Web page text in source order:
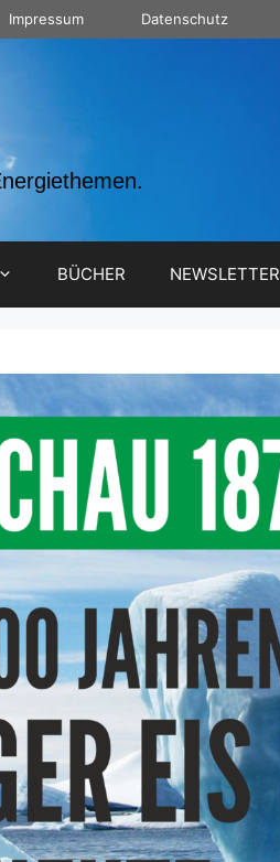
Impressum Datenschutz
BÜCHER NEWSLETTER